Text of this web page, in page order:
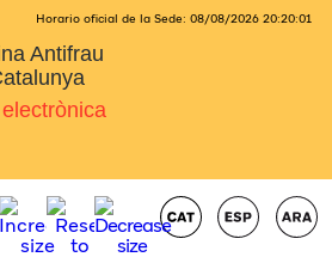
Horario oficial de la Sede: 08/08/2026 20:20:01
Antifrau